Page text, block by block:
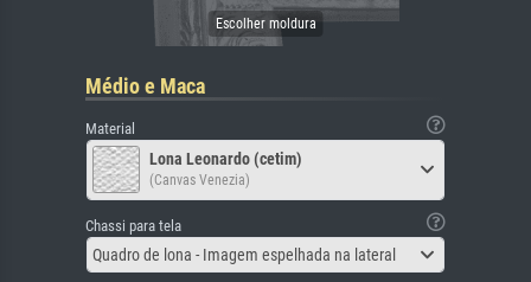
Médio e Maca
Material
Lona Leonardo (cetim)
(Canvas Venezia)
Chassi para tela
Quadro de lona - Imagem espelhada na lateral